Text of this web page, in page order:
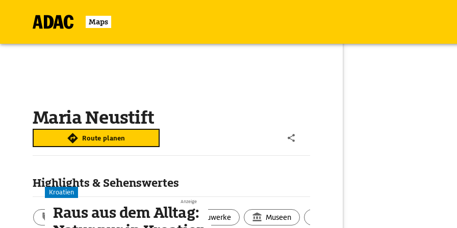
Maps
Maria Neustift
Route planen
Highlights & Sehenswertes
Aktivitäten Landschaft Bauwerke Museen
Anzeige
Kroatien
Raus aus dem Alltag: